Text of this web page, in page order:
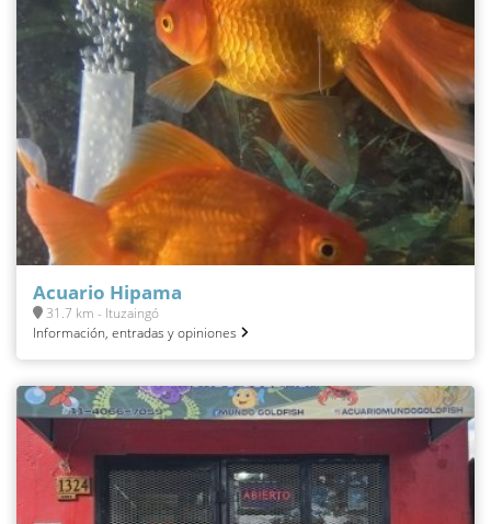
Acuario Hipama
31.7 km - Ituzaingó
Información, entradas y opiniones